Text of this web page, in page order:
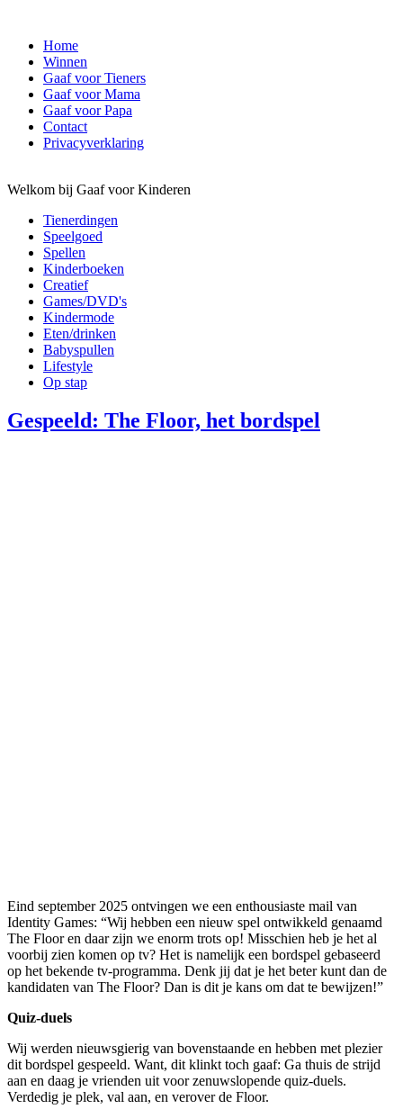
Home
Winnen
Gaaf voor Tieners
Gaaf voor Mama
Gaaf voor Papa
Contact
Privacyverklaring
Welkom bij Gaaf voor Kinderen
Tienerdingen
Speelgoed
Spellen
Kinderboeken
Creatief
Games/DVD's
Kindermode
Eten/drinken
Babyspullen
Lifestyle
Op stap
Gespeeld: The Floor, het bordspel
Eind september 2025 ontvingen we een enthousiaste mail van
Identity Games: “Wij hebben een nieuw spel ontwikkeld genaamd
The Floor en daar zijn we enorm trots op! Misschien heb je het al
voorbij zien komen op tv? Het is namelijk een bordspel gebaseerd
op het bekende tv-programma. Denk jij dat je het beter kunt dan de
kandidaten van The Floor? Dan is dit je kans om dat te bewijzen!”
Quiz-duels
Wij werden nieuwsgierig van bovenstaande en hebben met plezier
dit bordspel gespeeld. Want, dit klinkt toch gaaf: Ga thuis de strijd
aan en daag je vrienden uit voor zenuwslopende quiz-duels.
Verdedig je plek, val aan, en verover de Floor.